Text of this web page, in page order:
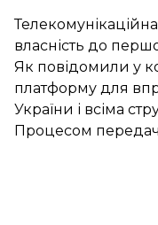
власність до
Як повідомили у
платформу для
України і всіма
Процесом